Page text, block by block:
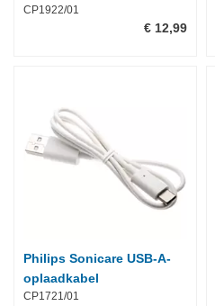
CP1922/01
€ 12,99
Philips Sonicare USB-A-
oplaadkabel
CP1721/01